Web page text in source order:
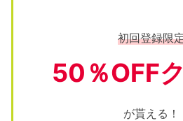
初回登録限
50％OFF
が貰える！